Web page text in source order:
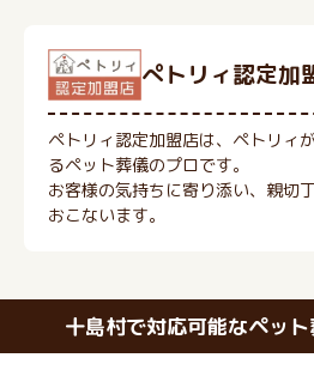
ぺトリィ認定加
ペトリィ認定加盟店は、ペトリィ
るペット葬儀のプロです。
お客様の気持ちに寄り添い、親切
おこないます。
十島村で対応可能なペッ